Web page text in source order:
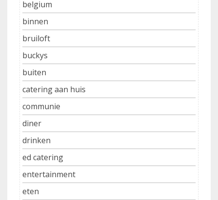
belgium
binnen
bruiloft
buckys
buiten
catering aan huis
communie
diner
drinken
ed catering
entertainment
eten